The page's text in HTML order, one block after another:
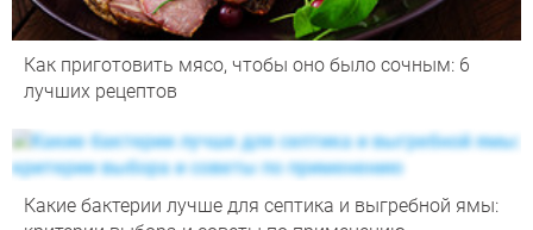
Как приготовить мясо, чтобы оно было сочным: 6
лучших рецептов
Какие бактерии лучше для септика и выгребной ямы: